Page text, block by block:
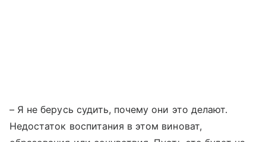
– Я не берусь судить, почему они это делают.
Недостаток воспитания в этом виноват,